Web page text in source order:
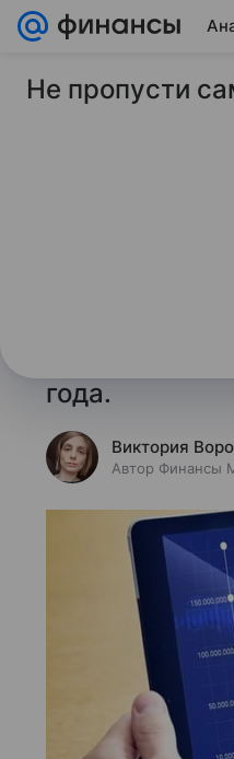
2 апреля 2025 Финансы
года.
Виктория
Автор Финансы
Не пропусти